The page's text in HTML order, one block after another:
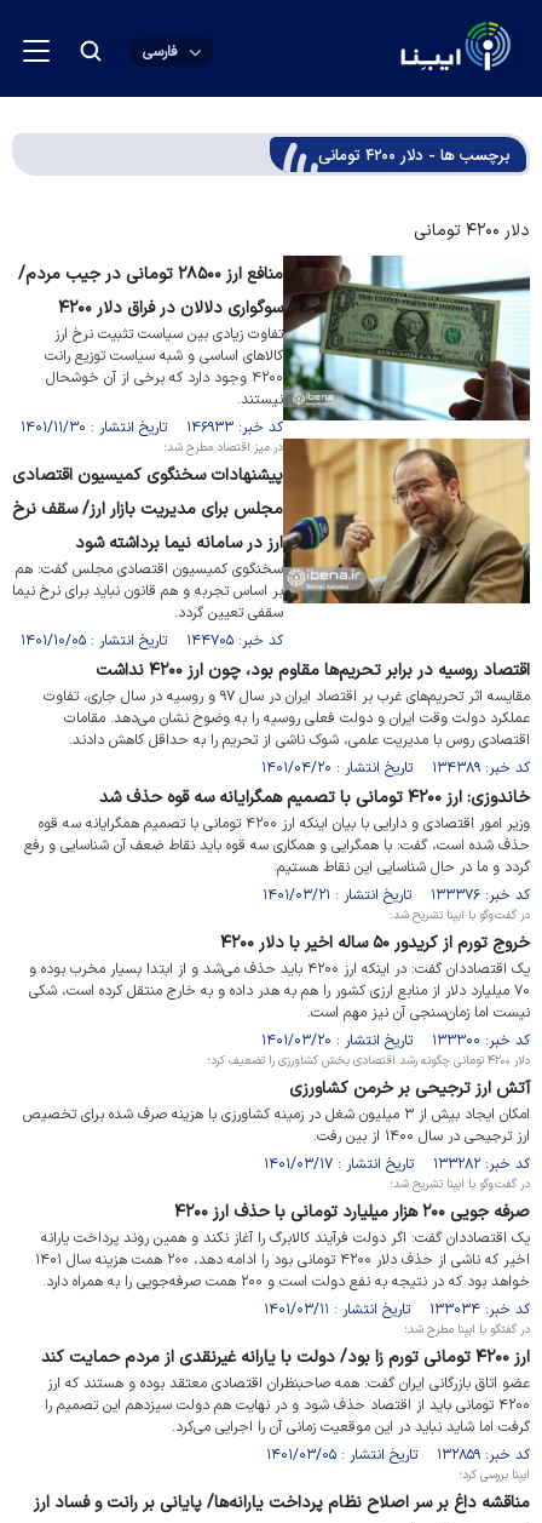
فارسی
برچسب ها - دلار ۴۲۰۰ تومانی
دلار ۴۲۰۰ تومانی
منافع ارز ۲۸۵۰۰ تومانی در جیب مردم/
سوگواری دلالان در فراق دلار ۴۲۰۰
تفاوت زیادی بین سیاست تثبیت نرخ ارز
کالا‌های اساسی و شبه سیاست توزیع رانت
۴۲۰۰ وجود دارد که برخی از آن خوشحال
نیستند.
کد خبر: ۱۴۶۹۳۳ تاریخ انتشار : ۱۴۰۱/۱۱/۳۰
در میز اقتصاد مطرح شد؛
پیشنهادات سخنگوی کمیسیون اقتصادی
مجلس برای مدیریت بازار ارز/ سقف نرخ
ارز در سامانه نیما برداشته شود
سخنگوی کمیسیون اقتصادی مجلس گفت: هم
بر اساس تجربه و هم قانون نباید برای نرخ نیما
سقفی تعیین گردد.
کد خبر: ۱۴۴۷۰۵ تاریخ انتشار : ۱۴۰۱/۱۰/۰۵
اقتصاد روسیه در برابر تحریم‌ها مقاوم بود، چون ارز ۴۲۰۰ نداشت
مقایسه اثر تحریم‌های غرب بر اقتصاد ایران در سال ۹۷ و روسیه در سال جاری، تفاوت
عملکرد دولت وقت ایران و دولت فعلی روسیه را به وضوح نشان می‌دهد. مقامات
اقتصادی روس با مدیریت علمی، شوک ناشی از تحریم را به حداقل کاهش دادند.
کد خبر: ۱۳۴۳۸۹ تاریخ انتشار : ۱۴۰۱/۰۴/۲۰
خاندوزی: ارز ۴۲۰۰ تومانی با تصمیم همگرایانه سه قوه حذف شد
وزیر امور اقتصادی و دارایی با بیان اینکه ارز ۴۲۰۰ تومانی با تصمیم همگرایانه سه قوه
حذف شده است، گفت: با همگرایی و همکاری سه قوه باید نقاط ضعف آن شناسایی و رفع
گردد و ما در حال شناسایی این نقاط هستیم.
کد خبر: ۱۳۳۳۷۶ تاریخ انتشار : ۱۴۰۱/۰۳/۲۱
در گفت‌وگو با ایبِنا تشریح شد:
خروج تورم از کریدور ۵۰ ساله اخیر با دلار ۴۲۰۰
یک اقتصاددان گفت: در اینکه ارز ۴۲۰۰ باید حذف می‌شد و از ابتدا بسیار مخرب بوده و
۷۰ میلیارد دلار از منابع ارزی کشور را هم به هدر داده و به خارج منتقل کرده است، شکی
نیست اما زمان‌سنجی آن نیز مهم است.
کد خبر: ۱۳۳۳۰۰ تاریخ انتشار : ۱۴۰۱/۰۳/۲۰
دلار ۴۲۰۰ تومانی چگونه رشد اقتصادی بخش کشاورزی را تضعیف کرد؛
آتش ارز ترجیحی بر خرمن کشاورزی
امکان ایجاد بیش از ۳ میلیون شغل در زمینه کشاورزی با هزینه صرف شده برای تخصیص
ارز ترجیحی در سال ۱۴۰۰ از بین رفت.
کد خبر: ۱۳۳۲۸۲ تاریخ انتشار : ۱۴۰۱/۰۳/۱۷
در گفت‌وگو با ایبِنا تشریح شد؛
صرفه جویی ۲۰۰ هزار میلیارد تومانی با حذف ارز ۴۲۰۰
یک اقتصاددان گفت: اگر دولت فرآیند کالابرگ را آغاز نکند و همین روند پرداخت یارانه
اخیر که ناشی از حذف دلار ۴۲۰۰ تومانی بود را ادامه دهد، ۲۰۰ همت هزینه سال ۱۴۰۱
خواهد بود که در نتیجه به نفع دولت است و ۲۰۰ همت صرفه‌جویی را به همراه دارد.
کد خبر: ۱۳۳۰۳۴ تاریخ انتشار : ۱۴۰۱/۰۳/۱۱
در گفتگو با ایبِنا مطرح شد؛
ارز ۴۲۰۰ تومانی تورم زا بود/ دولت با یارانه غیرنقدی از مردم حمایت کند
عضو اتاق بازرگانی ایران گفت: همه صاحبنظران اقتصادی معتقد بوده و هستند که ارز
۴۲۰۰ تومانی باید از اقتصاد حذف شود و در نهایت هم دولت سیزدهم این تصمیم را
گرفت اما شاید نباید در این موقعیت زمانی آن را اجرایی می‌کرد.
کد خبر: ۱۳۲۸۵۹ تاریخ انتشار : ۱۴۰۱/۰۳/۰۵
ایبِنا بررسی کرد؛
مناقشه داغ بر سر اصلاح نظام پرداخت‌ یارانه‌ها/ پایانی بر رانت و فساد ارز